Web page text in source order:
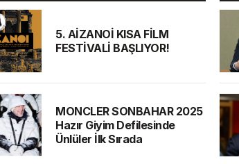
5. AİZANOİ KISA FİLM
FESTİVALİ BAŞLIYOR!
MONCLER SONBAHAR 2025
Hazır Giyim Defilesinde
Ünlüler İlk Sırada